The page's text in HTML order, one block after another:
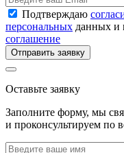
Подтверждаю
персональных данных и
соглашение
Отправить заявку
Оставьте заявку
Заполните форму, мы
и проконсультируем по